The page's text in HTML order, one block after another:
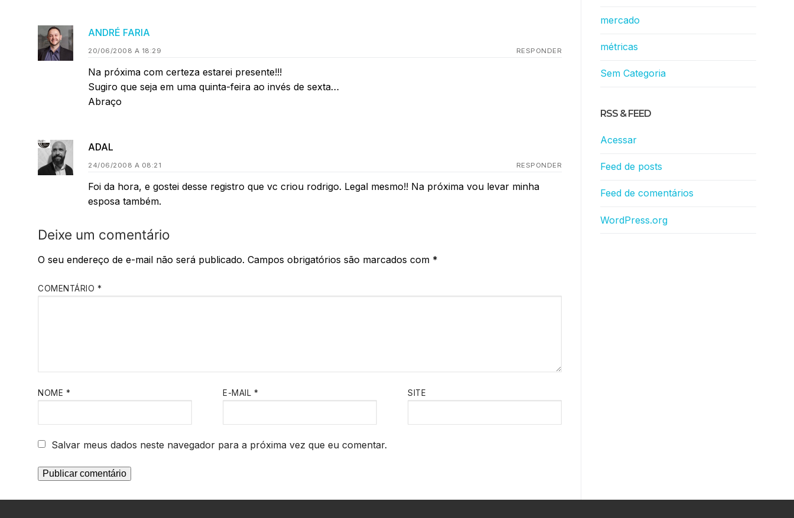
ANDRÉ FARIA
20/06/2008 A 18:29 RESPONDER
Na próxima com certeza estarei presente!!!
Sugiro que seja em uma quinta-feira ao invés de sexta…
Abraço
ADAL
24/06/2008 A 08:21 RESPONDER
Foi da hora, e gostei desse registro que vc criou rodrigo. Legal mesmo!! Na próxima vou levar minha
esposa também.
Deixe um comentário
O seu endereço de e-mail não será publicado. Campos obrigatórios são marcados com *
COMENTÁRIO *
NOME * E-MAIL * SITE
Salvar meus dados neste navegador para a próxima vez que eu comentar.
mercado
métricas
Sem Categoria
RSS & FEED
Acessar
Feed de posts
Feed de comentários
WordPress.org